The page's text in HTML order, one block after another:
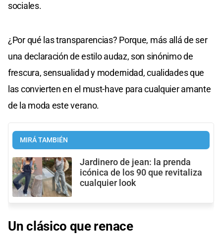
sociales.
¿Por qué las transparencias? Porque, más allá de ser
una declaración de estilo audaz, son sinónimo de
frescura, sensualidad y modernidad, cualidades que
las convierten en el must-have para cualquier amante
de la moda este verano.
MIRÁ TAMBIÉN
Jardinero de jean: la prenda
icónica de los 90 que revitaliza
cualquier look
Un clásico que renace